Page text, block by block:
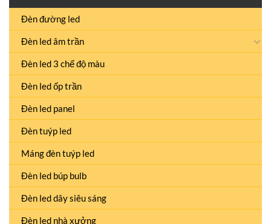
Đèn đường led
Đèn led âm trần
Đèn led 3 chế độ màu
Đèn led ốp trần
Đèn led panel
Đèn tuýp led
Máng đèn tuýp led
Đèn led búp bulb
Đèn led dây siêu sáng
Đèn led nhà xưởng